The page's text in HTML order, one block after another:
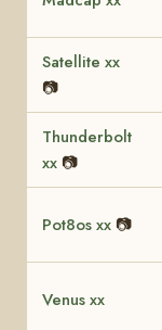
Satellite xx
📷
Thunderbolt
xx 📷
Pot8os xx 📷
Venus xx